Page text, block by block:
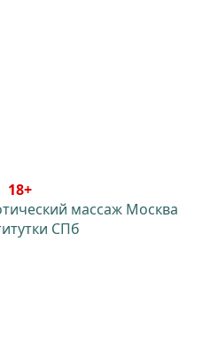
18+
массаж Москва
СПб